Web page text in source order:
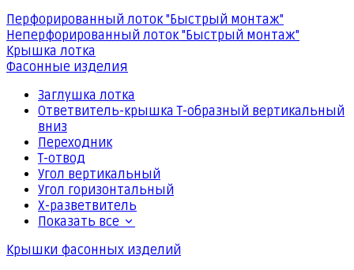
Перфорированный лоток "Быстрый монтаж"
Неперфорированный лоток "Быстрый монтаж"
Крышка лотка
Фасонные изделия
Заглушка лотка
Ответвитель-крышка Т-образный вертикальный
вниз
Переходник
Т-отвод
Угол вертикальный
Угол горизонтальный
Х-разветвитель
Показать все
Крышки фасонных изделий